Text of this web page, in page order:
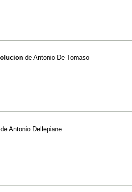
de Antonio De Tomaso
de Antonio Dellepiane